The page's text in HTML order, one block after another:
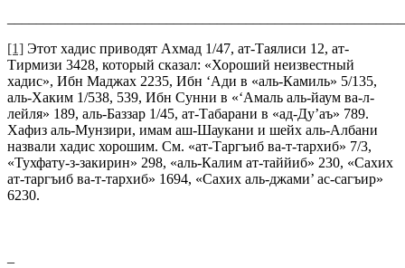
[1] Этот хадис приводят Ахмад 1/47, ат-Таялиси 12, ат-
Тирмизи 3428, который сказал: «Хороший неизвестный
хадис», Ибн Маджах 2235, Ибн ‘Ади в «аль-Камиль» 5/135,
аль-Хаким 1/538, 539, Ибн Сунни в «‘Амаль аль-йаум ва-л-
лейля» 189, аль-Баззар 1/45, ат-Табарани в «ад-Ду’аъ» 789.
Хафиз аль-Мунзири, имам аш-Шаукани и шейх аль-Албани
назвали хадис хорошим. См. «ат-Таргъиб ва-т-тархиб» 7/3,
«Тухфату-з-закирин» 298, «аль-Калим ат-таййиб» 230, «Сахих
ат-таргъиб ва-т-тархиб» 1694, «Сахих аль-джами’ ас-сагъир»
6230.